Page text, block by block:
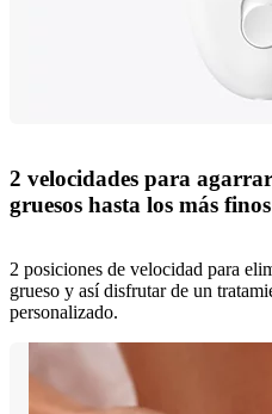
2 velocidades para
gruesos hasta los más finos
2 posiciones de velocidad para
grueso y así disfrutar de un
personalizado.